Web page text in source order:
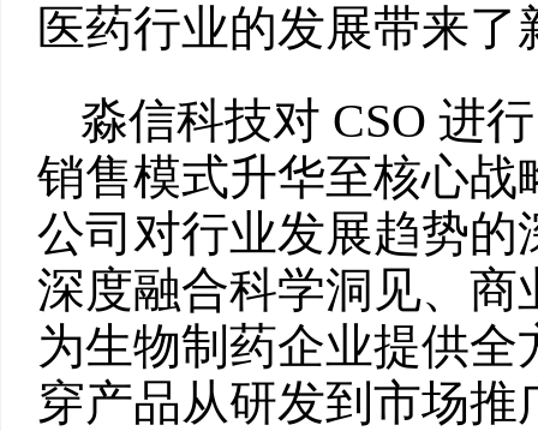
医药行业的发展带来了
淼信科技对 CSO 进
销售模式升华至核心
公司对行业发展趋势
深度融合科学洞见、
为生物制药企业提供
穿产品从研发到市场